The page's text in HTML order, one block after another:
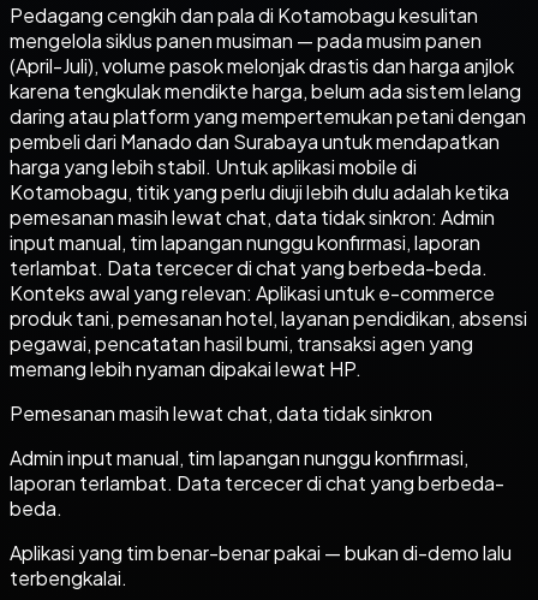
Pedagang cengkih dan pala di Kotamobagu kesulitan
mengelola siklus panen musiman — pada musim panen
(April-Juli), volume pasok melonjak drastis dan harga anjlok
karena tengkulak mendikte harga, belum ada sistem lelang
daring atau platform yang mempertemukan petani dengan
pembeli dari Manado dan Surabaya untuk mendapatkan
harga yang lebih stabil. Untuk aplikasi mobile di
Kotamobagu, titik yang perlu diuji lebih dulu adalah ketika
pemesanan masih lewat chat, data tidak sinkron: Admin
input manual, tim lapangan nunggu konfirmasi, laporan
terlambat. Data tercecer di chat yang berbeda-beda.
Konteks awal yang relevan: Aplikasi untuk e-commerce
produk tani, pemesanan hotel, layanan pendidikan, absensi
pegawai, pencatatan hasil bumi, transaksi agen yang
memang lebih nyaman dipakai lewat HP.
Pemesanan masih lewat chat, data tidak sinkron
Admin input manual, tim lapangan nunggu konfirmasi,
laporan terlambat. Data tercecer di chat yang berbeda-
beda.
Aplikasi yang tim benar-benar pakai — bukan di-demo lalu
terbengkalai.